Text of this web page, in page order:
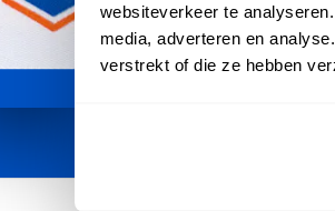
websiteverkeer te
media, adverteren en
verstrekt of die ze hebben
we